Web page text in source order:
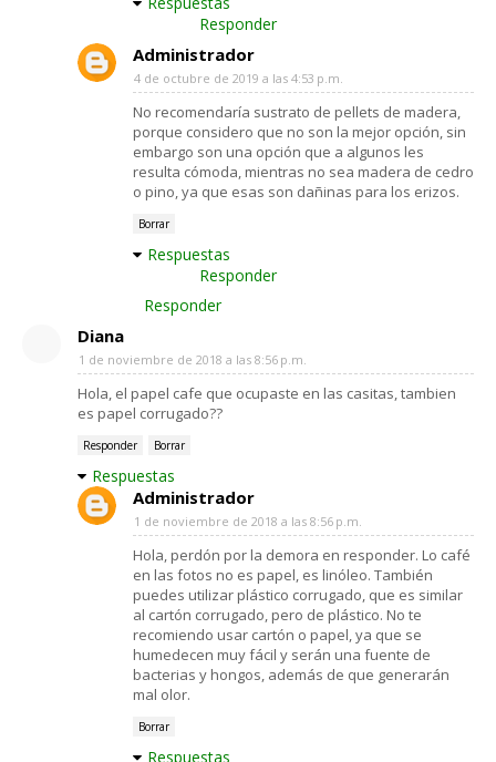
Responder
Administrador
4 de octubre de 2019 a las 4:53 p.m.
No recomendaría sustrato de pellets de madera,
porque considero que no son la mejor opción, sin
embargo son una opción que a algunos les
resulta cómoda, mientras no sea madera de cedro
o pino, ya que esas son dañinas para los erizos.
Borrar
Respuestas
Responder
Responder
Diana
1 de noviembre de 2018 a las 8:56 p.m.
Hola, el papel cafe que ocupaste en las casitas, tambien
es papel corrugado??
Responder Borrar
Respuestas
Administrador
1 de noviembre de 2018 a las 8:56 p.m.
Hola, perdón por la demora en responder. Lo café
en las fotos no es papel, es linóleo. También
puedes utilizar plástico corrugado, que es similar
al cartón corrugado, pero de plástico. No te
recomiendo usar cartón o papel, ya que se
humedecen muy fácil y serán una fuente de
bacterias y hongos, además de que generarán
mal olor.
Borrar
Respuestas